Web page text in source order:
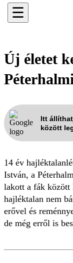
☰
Új életet
Itt
között
14 év
István, a
lakott a fák
hajléktalan nem
erővel és
de még erről is